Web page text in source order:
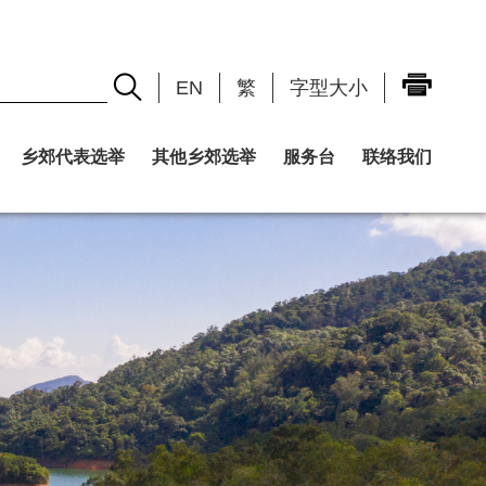
EN 繁 字型大小
乡郊代表选举 其他乡郊选举 服务台 联络我们